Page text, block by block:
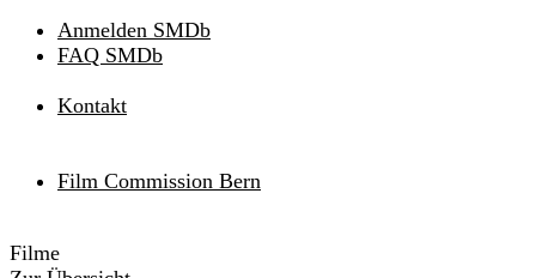
Anmelden SMDb
FAQ SMDb
Kontakt
Film Commission Bern
Filme